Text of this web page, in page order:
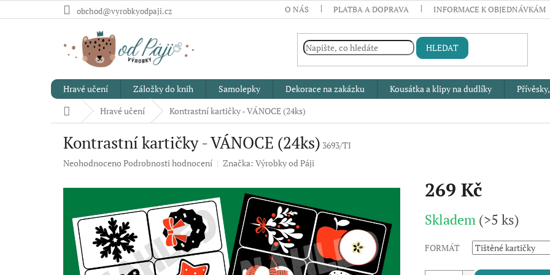
na
obchod@vyrobkyodpaji.cz O NÁS PLATBA A DOPRAVA INFORMACE K OBJEDNÁVKÁM
HLEDAT
Hravé učení Záložky do knih Samolepky Dekorace na zakázku Kousátka a klipy na dudlíky
Domů Hravé učení Kontrastní kartičky - VÁNOCE (24ks)
Kontrastní kartičky - VÁNOCE (24ks) 3693/TI
Průměrné
produktu
hvězdiček.
Neohodnoceno Podrobnosti hodnocení Značka: Výrobky od Páji
269 Kč
cena:
Skladem (>5 ks)
FORMÁT